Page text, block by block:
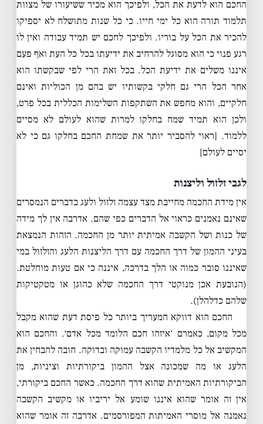
החכם הוא לדעת את הכל, ולפיכך הוא מכיר ששיעורו של מצוות
תלמוד תורה הוא כל ימי חייו. כי כל שנות מתושלח לא יספיקו
להכיר את הכל על בוריו. ולפיכך לחכם יש תמיד עבודה ואין לו
רגע פנוי כי הוא מסוגל להרחיב את ידיעתו בכל כל העת ואף פעם
איננו משלים את ידיעת הכל. בכל זאת הרי לפי שבקשתו הוא
אחר הכל הרי גם חלקי בקשותיו יש בהם מן הכוליות ואינם
חלקיים, והוא מחפש את השתקפות השלימות הכללית בכל פרט,
ולכן הוא תמיד שמח בחלקו למרות שהוא לעולם לא מסיים
ללמוד. [ראוי להסביר יותר את שמחת החכם בחלקו גם כי לא
יסיים לעולם]
לגבי זלזול וליצנות
אין מידת החכמה מחייבת מצד עצמה זלזול ולעג בדברים הנמסרים
שאינם נאמנים כראוי אל הדברים כפי שהם. אדרבה אין לך מידה
של כנות ושל הקשבה אמיתית יותר מן החכמה. הזהות הנמצאת
בעיני ההמון של דרך החכמה עם דרך הליצנות הלעג והזלזול במי
שאיננו סובר כמוה או הלך בדרכה, איננה כי אם טעות מוחלטת.
(הנובעת אכן מנוקטי דרך החכמה שלא כהוגן או מטקטיקות
שלהם כדלהלן).
החכם הוא דווקא המעריך ביותר כל פיסת דעת שהוא מקבל
מכל מקום, כאמרם ‘איזהו חכם הלומד מכל אדם׳. והחכם הוא
המקשיב אל כל מלמדיו הקשבה עמוקה ובדוקה. חובה להבחין את
הלעג או מה שמכונה אצל ההמון ביקורתיות וציניות, מן
הביקורתיות האמיתית שהוא דרך החכמה. כאשר החכם ביקורתי,
אין זה אומר שהוא איננו שומע אל יריביו או מקשיב הקשבה
נאמנה אל מוסרי האמיתות המפורסמים. אדרבה זה אומר שהוא